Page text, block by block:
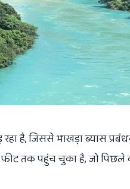
है, जिससे भाखड़ा ब्यास
फीट तक पहुंच चुका है, जो पिछले